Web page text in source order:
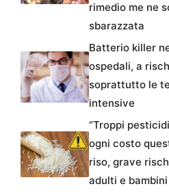
rimedio me ne
sbarazzata
Batterio killer
ospedali, a
soprattutto le
intensive
“Troppi
ogni costo
riso, grave
adulti e bambini